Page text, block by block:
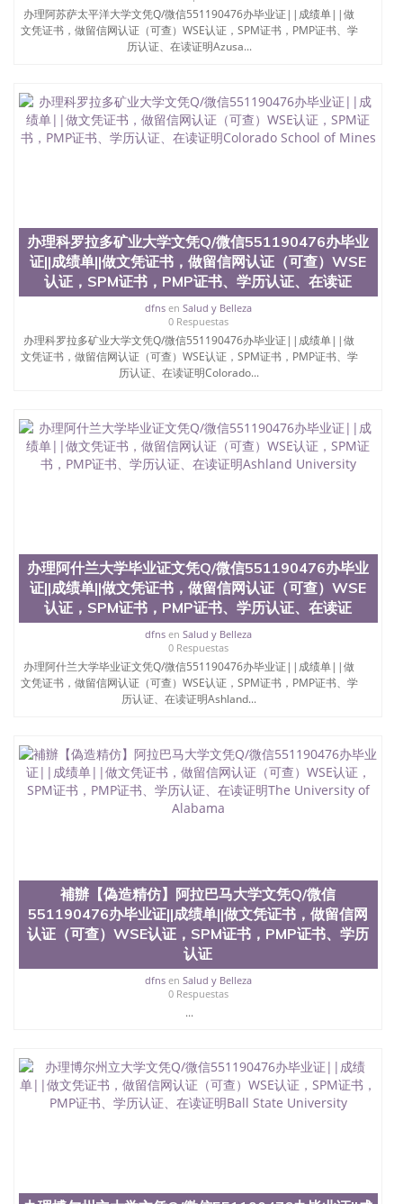
结构（包括：水印，阴影底纹，钢印LOGO烫金烫
银，LOGO烫金烫银复合重叠。 文字图案浮雕，激光
镭射，紫外荧光，温感，复印防伪）都有原版本文凭
对照。质量得到了广大海外客户群体的认可，同时和
业证，录取通知书，在读证明等相关材料）的版本更
新信息， 能够在时间掌握的海外学历文凭的样版，尺
寸大小，纸张材质，防伪技术等等，并在时间收集到
信:551190476办理毕业证成绩单、教育部认证,录取通
知书，雅思，留学回国证明.
公司专业制作、办理、仿制、成绩单文凭、改成绩、
教育部学历学位认证、毕业证、成绩单、文凭、学历
文凭、假文凭假毕业证假学历书制作、假制作、办
理、仿制学位证书、毕业证文凭、文凭毕业证、毕业
证认证、留服认证、使馆认证、使馆证明、使馆留学
回国人员证明、留学生认证、学历认证、文凭认证学
位认证、留学生学历认证、留学生学位认证、英国文
551190476 圣何塞州立大学毕业证（San Jose State
University）圣何塞州立大学毕业证（San Jose State
University）圣何塞州立大学毕业证（San Jose State
University）圣何塞州立大学（San Jose State
University）圣何塞州立大学（ San Jose State
University）圣何塞州立大学（San Jose State
University）圣何塞州立大学文凭（San Jose State
University）圣何塞州立大学文凭（San Jose State
University）文凭圣何塞州立大学文凭（San Jose
State University）圣何塞州立大学学历（ San Jose
State University）圣何塞州立大学学历（San Jose
State University）圣何塞州立大学学历（San Jose
University）圣何塞州立大学（San Jose State
University）圣何塞州立大学（San Jose State
University）圣何塞州立大学（San Jose State
University）圣何塞州立大学学位证（San Jose State
University）圣何塞州立大学（San Jose State
University）圣何塞州立大学（San Jose State
University）圣何塞州立大学学位证（San Jose State
University）圣何塞州立大学学位证（San Jose State
University）圣何塞州立大学结业证（San Jose State
University）圣何塞州立大学结业证（San Jose State
University）圣何塞州立大学结业证（San Jose State
University）圣何塞州立大学学位证（San Jose State
State University）圣何塞州立大学学历证书（San
Jose State University）圣何塞州立大学学历证书
（San Jose State University）澳洲读书未毕业找人做
文凭学位qq微信551190476澳洲读CQU中央昆士兰大
昆士兰大学学历成绩单购买学位证书/澳洲读本科硕
办理阿苏萨太平洋大学文凭Q/微信551190476办毕业证||成绩单||做
文凭证书，做留信网认证（可查）WSE认证，SPM证书，PMP证书、学
历认证、在读证明Azusa...
办理科罗拉多矿业大学文凭Q/微信551190476办毕业
证||成绩单||做文凭证书，做留信网认证（可查）WSE
认证，SPM证书，PMP证书、学历认证、在读证
dfnsen Salud y Belleza
0 Respuestas
办理科罗拉多矿业大学文凭Q/微信551190476办毕业证||成绩单||做
文凭证书，做留信网认证（可查）WSE认证，SPM证书，PMP证书、学
历认证、在读证明Colorado...
办理阿什兰大学毕业证文凭Q/微信551190476办毕业
证||成绩单||做文凭证书，做留信网认证（可查）WSE
认证，SPM证书，PMP证书、学历认证、在读证
dfnsen Salud y Belleza
0 Respuestas
办理阿什兰大学毕业证文凭Q/微信551190476办毕业证||成绩单||做
文凭证书，做留信网认证（可查）WSE认证，SPM证书，PMP证书、学
历认证、在读证明Ashland...
補辦【偽造精仿】阿拉巴马大学文凭Q/微信
551190476办毕业证||成绩单||做文凭证书，做留信网
认证（可查）WSE认证，SPM证书，PMP证书、学历
认证
dfnsen Salud y Belleza
0 Respuestas
...